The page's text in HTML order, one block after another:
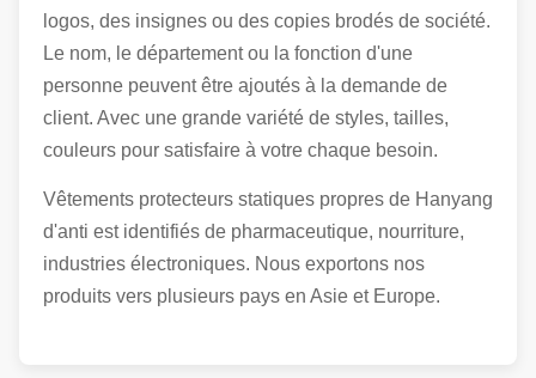
logos, des insignes ou des copies brodés de société.
Le nom, le département ou la fonction d'une
personne peuvent être ajoutés à la demande de
client. Avec une grande variété de styles, tailles,
couleurs pour satisfaire à votre chaque besoin.
Vêtements protecteurs statiques propres de Hanyang
d'anti est identifiés de pharmaceutique, nourriture,
industries électroniques. Nous exportons nos
produits vers plusieurs pays en Asie et Europe.